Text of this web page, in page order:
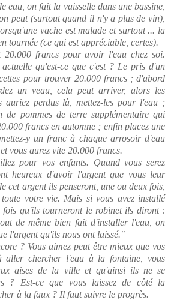
eau, on fait la vaisselle dans une bassine,
peut (surtout quand il n'y a plus de vin),
vache est malade et surtout ... la
tournée (ce qui est appréciable, certes).
francs pour avoir l'eau chez soi.
qu'est-ce que c'est ? Le pris d'un
pour trouver 20.000 francs ; d'abord
un veau, cela peut arriver, alors les
auriez perdus là, mettez-les pour l'eau ;
de pommes de terre supplémentaire qui
francs en automne ; enfin placez une
y un franc à chaque arrosoir d'eau
vous aurez vite 20.000 francs.
pour vos enfants. Quand vous serez
heureux d'avoir l'argent que vous leur
cet argent ils penseront, une ou deux fois,
votre vie. Mais si vous avez installé
fois qu'ils tourneront le robinet ils diront :
de même bien fait d'installer l'eau, on
l'argent qu'ils nous ont laissé."
? Vous aimez peut être mieux que vos
aller chercher l'eau à la fontaine, vous
aises de la ville et qu'ainsi ils ne se
? Est-ce que vous laissez de côté la
à la faux ? Il faut suivre le progrès.